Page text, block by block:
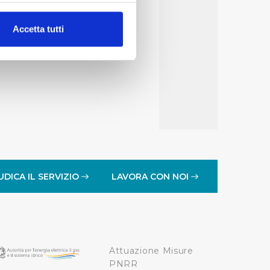
(impronte
che l’Utente ha fornito
i singoli cookie
Accetta tutti
IL SERVIZIO LAVORA CON NOI
Attuazione Misure
PNRR